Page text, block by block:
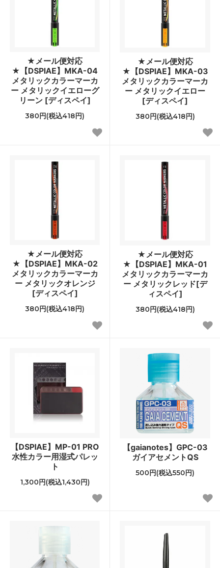
★メール便対応
★【DSPIAE】MKA-04
メタリックカラーマーカ
ー メタリックイエローグ
リーン [ディスペイ]
380円(税込418円)
★メール便対応
★【DSPIAE】MKA-03
メタリックカラーマーカ
ー メタリックイエロー
[ディスペイ]
380円(税込418円)
★メール便対応
★【DSPIAE】MKA-02
メタリックカラーマーカ
ー メタリックオレンジ
[ディスペイ]
380円(税込418円)
★メール便対応
★【DSPIAE】MKA-01
メタリックカラーマーカ
ー メタリックレッド[デ
ィスペイ]
380円(税込418円)
【DSPIAE】MP-01 PRO
水性カラー用湿式パレッ
ト
1,300円(税込1,430円)
【gaianotes】GPC-03
ガイアセメントQS
500円(税込550円)